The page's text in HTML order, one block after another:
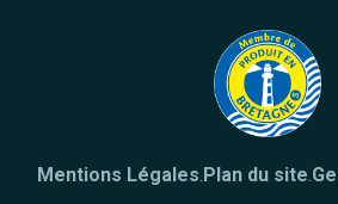
Mentions Légales Plan du site